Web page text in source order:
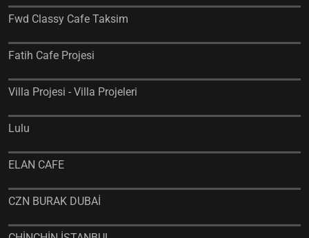
Fwd Classy Cafe Taksim
Fatih Cafe Projesi
Villa Projesi - Villa Projeleri
Lulu
ELAN CAFE
CZN BURAK DUBAİ